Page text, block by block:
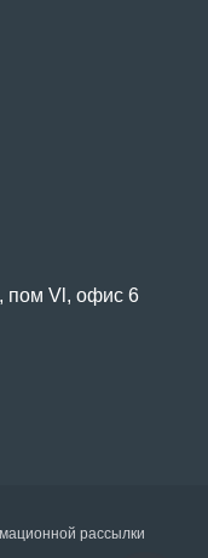
пом Vl, офис 6
рассылки